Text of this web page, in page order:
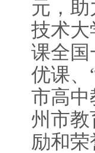
元，
技术大
课全国
优课、
市高中
州市教
励和荣